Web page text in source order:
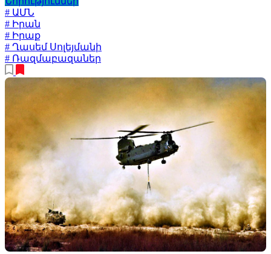
# ԱՄՆ
# Իրան
# Իրաք
# Ղասեմ Սոլեյմանի
# Ռազմաբազաներ